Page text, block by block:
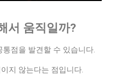
서 움직일까?
점을 발견할 수 있습니다.
지 않는다는 점입니다.